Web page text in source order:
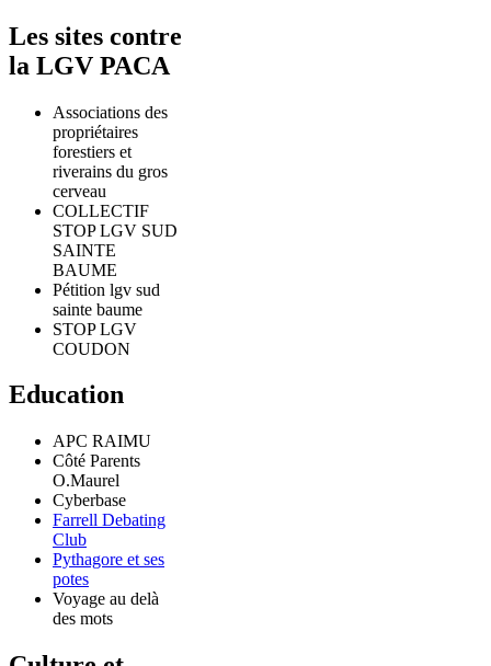
Les sites contre
la LGV PACA
Associations des
propriétaires
forestiers et
riverains du gros
cerveau
COLLECTIF
STOP LGV SUD
SAINTE
BAUME
Pétition lgv sud
sainte baume
STOP LGV
COUDON
Education
APC RAIMU
Côté Parents
O.Maurel
Cyberbase
Farrell Debating
Club
Pythagore et ses
potes
Voyage au delà
des mots